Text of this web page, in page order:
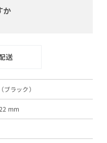
か
送
ラック）
mm